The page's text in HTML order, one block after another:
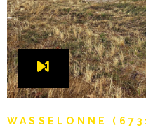
WASSELONNE